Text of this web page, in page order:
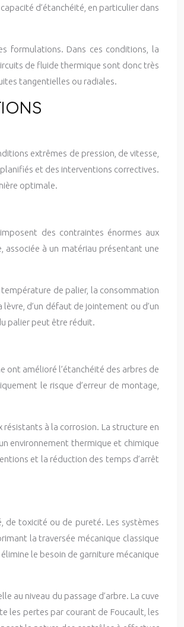
d’étanchéité, en particulier dans
formulations. Dans ces conditions, la
de fluide thermique sont donc très
tangentielles ou radiales.
extrêmes de pression, de vitesse,
et des interventions correctives.
optimale.
des contraintes énormes aux
associée à un matériau présentant une
de palier, la consommation
d’un défaut de jointement ou d’un
palier peut être réduit.
ont amélioré l’étanchéité des arbres de
le risque d’erreur de montage,
à la corrosion. La structure en
environnement thermique et chimique
et la réduction des temps d’arrêt
de toxicité ou de pureté. Les systèmes
la traversée mécanique classique
le besoin de garniture mécanique
au niveau du passage d’arbre. La cuve
les pertes par courant de Foucault, les